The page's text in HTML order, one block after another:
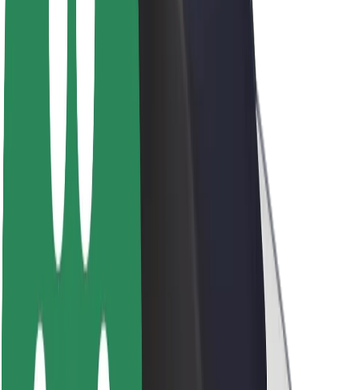
Bolt ilgtspējība
Project Zero
Blogs
Ziņu telpa
Zīmola vadlīnijas
Misija
Attiecības ar investoriem
Vadība
Mediji
Pilsētvides fonds
Drošība